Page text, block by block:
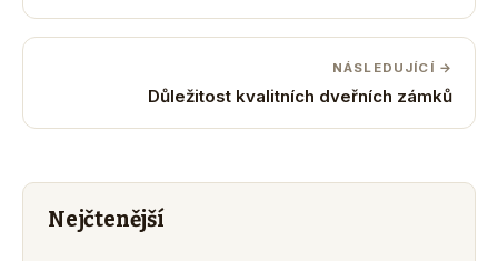
NÁSLEDUJÍCÍ →
Důležitost kvalitních dveřních zámků
Nejčtenější